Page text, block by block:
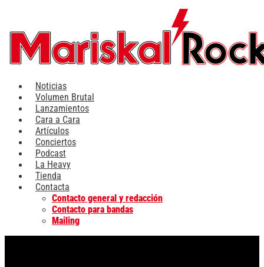
contenido
Noticias
Volumen Brutal
Lanzamientos
Cara a Cara
Artículos
Conciertos
Podcast
La Heavy
Tienda
Contacta
Contacto general y redacción
Contacto para bandas
Mailing